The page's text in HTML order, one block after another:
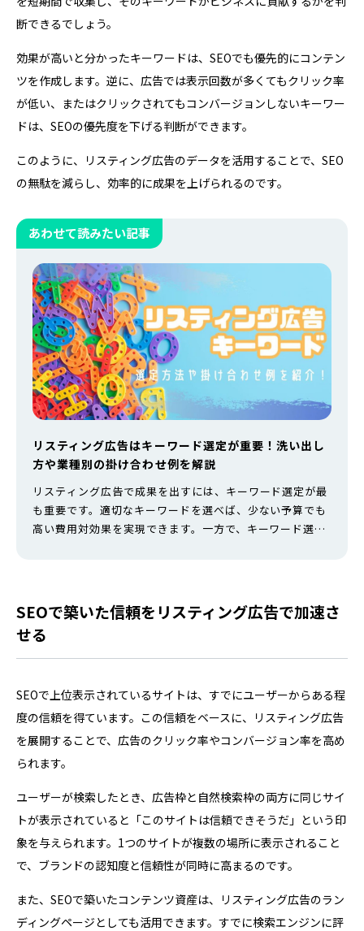
断できるでしょう。
効果が高いと分かったキーワードは、SEOでも優先的にコンテン
ツを作成します。逆に、広告では表示回数が多くてもクリック率
が低い、またはクリックされてもコンバージョンしないキーワー
ドは、SEOの優先度を下げる判断ができます。
このように、リスティング広告のデータを活用することで、SEO
の無駄を減らし、効率的に成果を上げられるのです。
あわせて読みたい記事
リスティング広告はキーワード選定が重要！洗い出し
方や業種別の掛け合わせ例を解説
リスティング広告で成果を出すには、キーワード選定が最
も重要です。適切なキーワードを選べば、少ない予算でも
高い費用対効果を実現できます。一方で、キーワード選び
解説します。SEOキーワードとの違いや、予算別の戦略、
業種別の具体例まで網羅しているの…
SEOで築いた信頼をリスティング広告で加速さ
せる
SEOで上位表示されているサイトは、すでにユーザーからある程
度の信頼を得ています。この信頼をベースに、リスティング広告
を展開することで、広告のクリック率やコンバージョン率を高め
られます。
ユーザーが検索したとき、広告枠と自然検索枠の両方に同じサイ
トが表示されていると「このサイトは信頼できそうだ」という印
象を与えられます。1つのサイトが複数の場所に表示されること
で、ブランドの認知度と信頼性が同時に高まるのです。
また、SEOで築いたコンテンツ資産は、リスティング広告のラン
ディングページとしても活用できます。すでに検索エンジンに評